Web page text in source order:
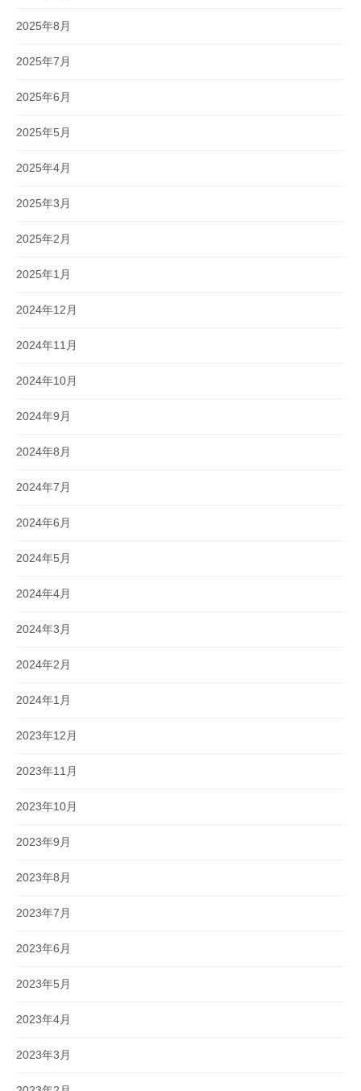
2025年8月
2025年7月
2025年6月
2025年5月
2025年4月
2025年3月
2025年2月
2025年1月
2024年12月
2024年11月
2024年10月
2024年9月
2024年8月
2024年7月
2024年6月
2024年5月
2024年4月
2024年3月
2024年2月
2024年1月
2023年12月
2023年11月
2023年10月
2023年9月
2023年8月
2023年7月
2023年6月
2023年5月
2023年4月
2023年3月